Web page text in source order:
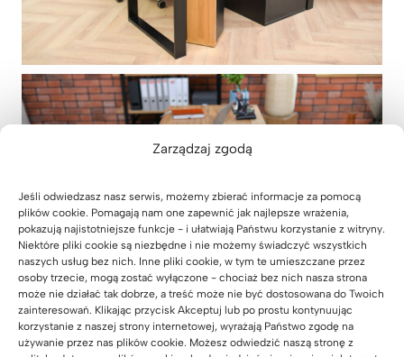
Zarządzaj zgodą
Jeśli odwiedzasz nasz serwis, możemy zbierać informacje za pomocą
plików cookie. Pomagają nam one zapewnić jak najlepsze wrażenia,
pokazują najistotniejsze funkcje - i ułatwiają Państwu korzystanie z witryny.
Niektóre pliki cookie są niezbędne i nie możemy świadczyć wszystkich
naszych usług bez nich. Inne pliki cookie, w tym te umieszczane przez
osoby trzecie, mogą zostać wyłączone - chociaż bez nich nasza strona
może nie działać tak dobrze, a treść może nie być dostosowana do Twoich
zainteresowań. Klikając przycisk Akceptuj lub po prostu kontynuując
korzystanie z naszej strony internetowej, wyrażają Państwo zgodę na
używanie przez nas plików cookie. Możesz odwiedzić naszą stronę z